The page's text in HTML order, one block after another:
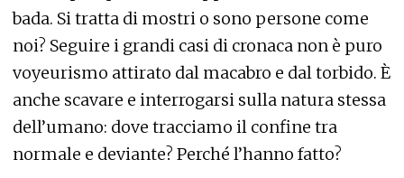
bada. Si tratta di mostri o sono persone come
noi? Seguire i grandi casi di cronaca non è puro
voyeurismo attirato dal macabro e dal torbido. È
anche scavare e interrogarsi sulla natura stessa
dell’umano: dove tracciamo il confine tra
normale e deviante? Perché l’hanno fatto?